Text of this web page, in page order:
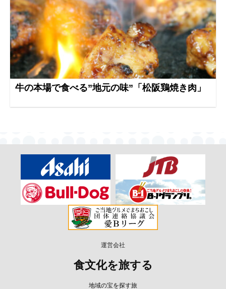
牛の本場で食べる”地元の味”「松阪鶏焼き肉」
運営会社
食文化を旅する
地域の宝を探す旅